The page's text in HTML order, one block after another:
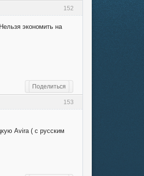
152
экономить на
Поделиться
153
Avira ( с русским